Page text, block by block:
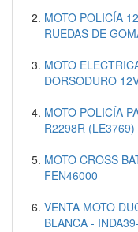
MOTO POLICÍA
RUEDAS DE
MOTO
DORSODURO
MOTO POLICÍA
R2298R
MOTO CROSS
FEN46000
VENTA MOTO
BLANCA -